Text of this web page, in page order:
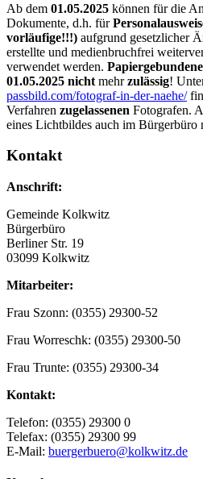
Ab dem 01.05.2025 können für die
Dokumente, d.h. für
vorläufige!!!) aufgrund gesetzlicher
erstellte und medienbruchfrei
verwendet werden. Papiergebundene
01.05.2025 nicht mehrzulässig!
passbild.com/fotograf-in-der-naehe/
Verfahren zugelassenen Fotografen.
eines Lichtbildes auch im Bürgerbüro
Kontakt
Anschrift:
Gemeinde Kolkwitz
Bürgerbüro
Berliner Str. 19
03099 Kolkwitz
Mitarbeiter:
Frau Szonn: (0355) 29300-52
Frau Worreschk: (0355) 29300-50
Frau Trunte: (0355) 29300-34
Kontakt:
Telefon: (0355) 29300 0
Telefax: (0355) 29300 99
E-Mail: buergerbuero@kolkwitz.de